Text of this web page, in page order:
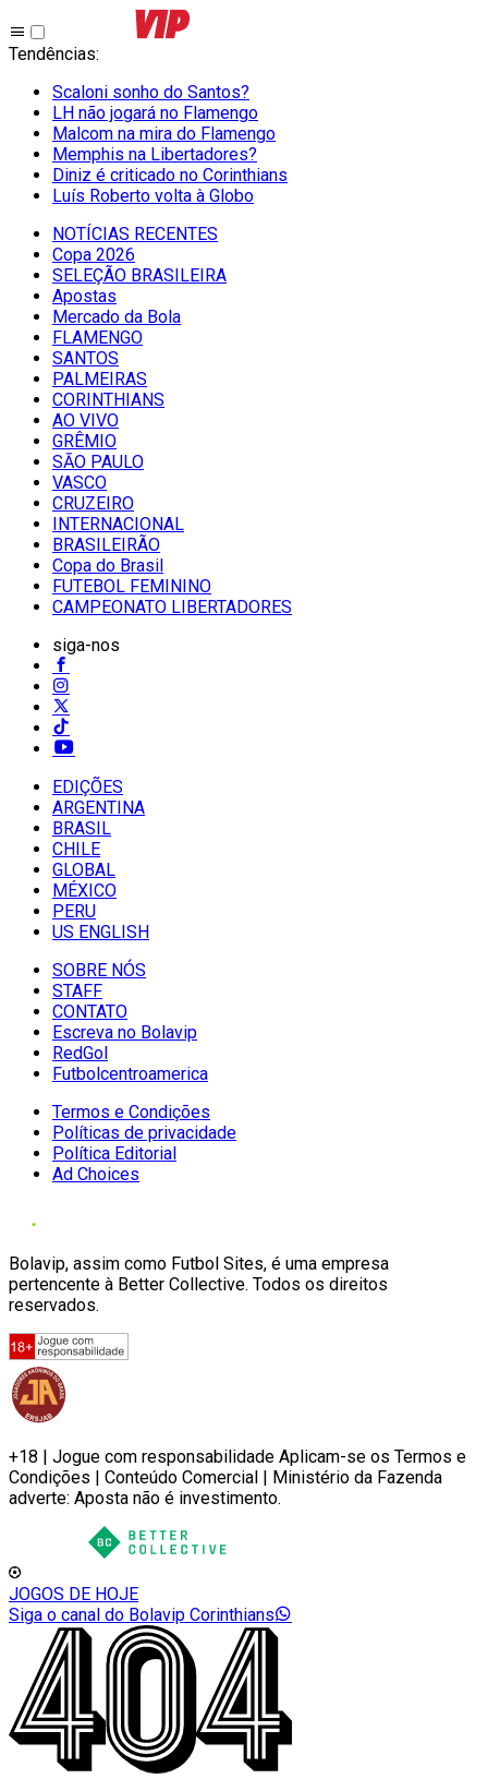
Tendências:
Scaloni sonho do Santos?
LH não jogará no Flamengo
Malcom na mira do Flamengo
Memphis na Libertadores?
Diniz é criticado no Corinthians
Luís Roberto volta à Globo
NOTÍCIAS RECENTES
Copa 2026
SELEÇÃO BRASILEIRA
Apostas
Mercado da Bola
FLAMENGO
SANTOS
PALMEIRAS
CORINTHIANS
AO VIVO
GRÊMIO
SĀO PAULO
VASCO
CRUZEIRO
INTERNACIONAL
BRASILEIRÃO
Copa do Brasil
FUTEBOL FEMININO
CAMPEONATO LIBERTADORES
siga-nos
EDIÇÕES
ARGENTINA
BRASIL
CHILE
GLOBAL
MÉXICO
PERU
US ENGLISH
SOBRE NÓS
STAFF
CONTATO
Escreva no Bolavip
RedGol
Futbolcentroamerica
Termos e Condições
Políticas de privacidade
Política Editorial
Ad Choices
Bolavip, assim como Futbol Sites, é uma empresa
pertencente à Better Collective. Todos os direitos
reservados.
+18 | Jogue com responsabilidade Aplicam-se os Termos e
Condições | Conteúdo Comercial | Ministério da Fazenda
adverte: Aposta não é investimento.
JOGOS DE HOJE
Siga o canal do Bolavip Corinthians